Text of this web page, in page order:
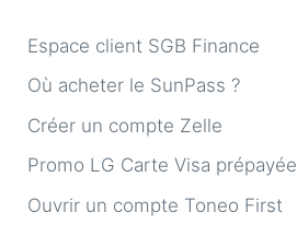
Espace client SGB Finance
Où acheter le SunPass ?
Créer un compte Zelle
Promo LG Carte Visa prépayée
Ouvrir un compte Toneo First